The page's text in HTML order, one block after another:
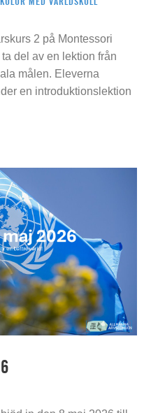
2 på Montessori
del av en lektion från
målen. Eleverna
en introduktionslektion